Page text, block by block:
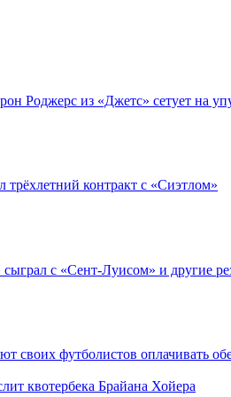
Роджерс из «Джетс» сетует на
контракт с «Сиэтлом»
с «Сент-Луисом» и другие
своих футболистов оплачивать
квотербека Брайана Хойера